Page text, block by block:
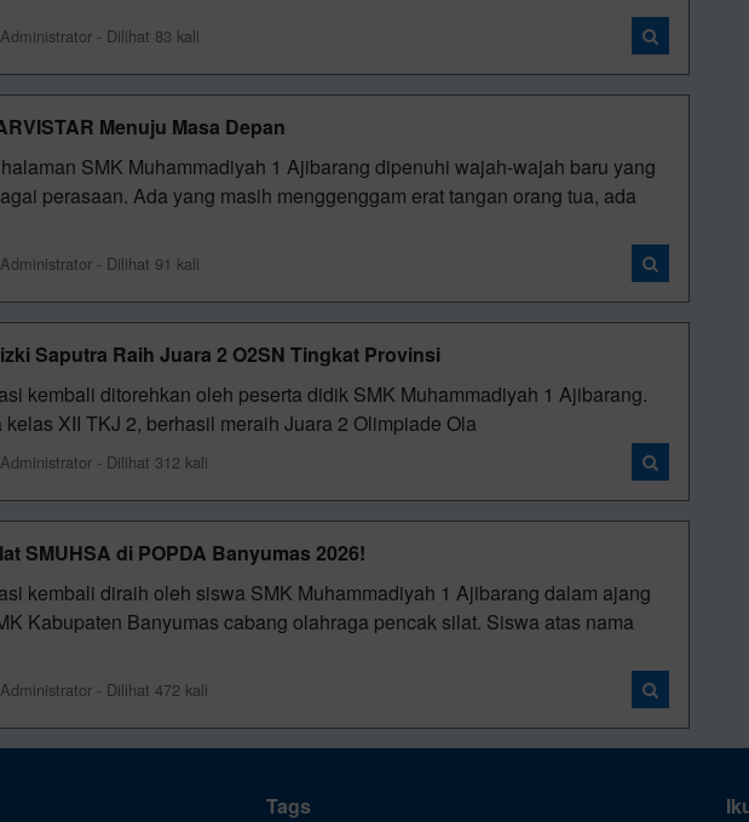
- Dilihat 83 kali
Menuju Masa Depan
SMK Muhammadiyah 1 Ajibarang dipenuhi wajah-wajah baru yang
perasaan. Ada yang masih menggenggam erat tangan orang tua, ada
- Dilihat 91 kali
Saputra Raih Juara 2 O2SN Tingkat Provinsi
kembali ditorehkan oleh peserta didik SMK Muhammadiyah 1 Ajibarang.
XII TKJ 2, berhasil meraih Juara 2 Olimpiade Ola
- Dilihat 312 kali
SMUHSA di POPDA Banyumas 2026!
kembali diraih oleh siswa SMK Muhammadiyah 1 Ajibarang dalam ajang
Kabupaten Banyumas cabang olahraga pencak silat. Siswa atas nama
- Dilihat 472 kali
Tags